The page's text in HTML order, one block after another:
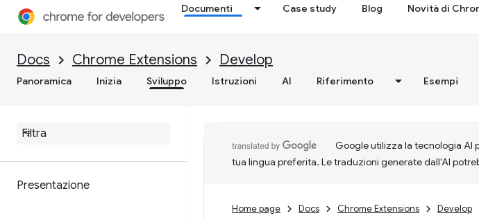
Documenti Case study Blog Novità di
Docs Chrome Extensions Develop
Panoramica Inizia Sviluppo Istruzioni AI Riferimento Esempi
Presentazione
Google utilizza la tecnologia AI
tua lingua preferita. Le traduzioni generate dall'AI
Home page Docs Chrome Extensions Develop